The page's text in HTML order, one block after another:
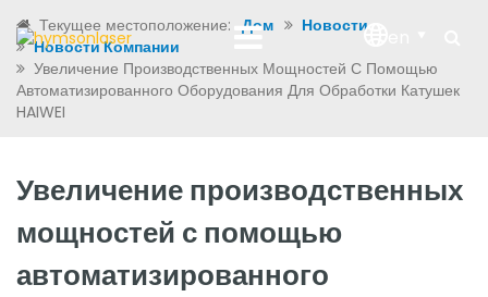
Текущее местоположение: Дом
Новости
Новости Компании
Увеличение Производственных Мощностей С Помощью
Автоматизированного Оборудования Для Обработки Катушек
HAIWEI
Увеличение производственных
мощностей с помощью
автоматизированного